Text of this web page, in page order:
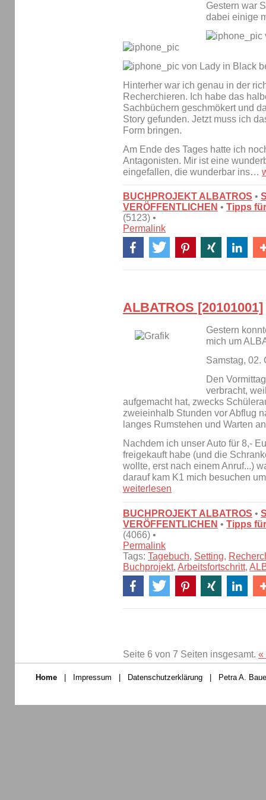
Gestern war
dabei einige
Hinterher war ich genau in der
Recherchieren. Ich habe das
Sachbüchern geschmökert und
Story gefunden. Jetzt muss ich
Form bringen.
Am Ende des Tages hatte ich
Antagonisten. Mir ist eine
eingefallen, die wunderbar ins…
BUCHPROJEKT ALBATROS •
VERÖFFENTLICHEN • Tipps
(5123) •
Permalink
ALBATROS [20101001]
Gestern
mich um
Samstag, 02.
Den
verbracht,
aufgemacht hat, zwecks
zweieinhalb Stunden vor Abflug
langes Rumstehen und Warten
Nachdem ich unser Auto für 8,-
freigekauft habe (und die
wollte, erst nach einem Anruf...)
darauf kam K1 mich besuchen
weiterlesen
BUCHPROJEKT ALBATROS •
VERÖFFENTLICHEN • Tipps
(4066) •
Permalink
Tags: Tagebuch, Setting,
Buchprojekt, Arbeitsfortschritt,
Seite 6 von 7 Seiten insgesamt. «
Home | Impressum | Datenschutzerklärung | Petra A.